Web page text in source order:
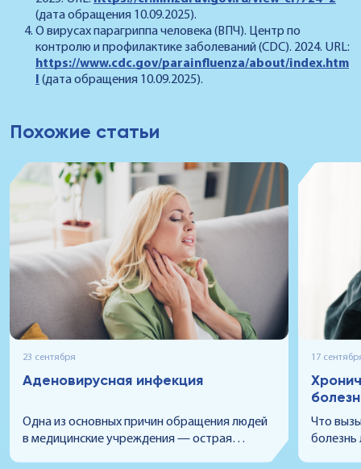
(дата обращения 10.09.2025).
О вирусах парагриппа человека (ВПЧ). Центр по
контролю и профилактике заболеваний (CDC). 2024. URL:
https://www.cdc.gov/parainfluenza/about/index.htm
(дата обращения 10.09.2025).
Похожие статьи
23 сентября
Аденовирусная инфекция
Одна из основных причин обращения людей
в медицинские учреждения — острая
17
Что
болезнь